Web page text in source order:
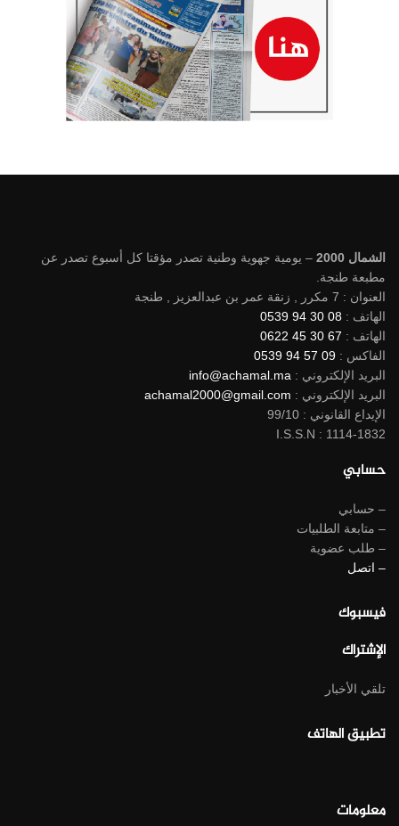
الشمال 2000
– يومية جهوية وطنية تصدر مؤقتا كل أسبوع تصدر عن
مطبعة طنجة.
العنوان : 7 مكرر , زنقة عمر بن عبدالعزيز , طنجة
الهاتف : 08 30 94 0539
الهاتف : 67 30 45 0622
الفاكس : 09 57 94 0539
البريد الإلكتروني : info@achamal.ma
البريد الإلكتروني : achamal2000@gmail.com
الإيداع القانوني : 99/10
I.S.S.N : 1114-1832
حسابي
– حسابي
– متابعة الطلبيات
– طلب عضوية
– اتصل
فيسبوك
الإشتراك
تلقي الأخبار
تطبيق الهاتف
معلومات